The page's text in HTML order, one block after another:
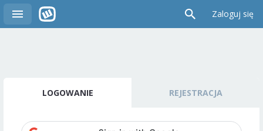
Zaloguj się
LOGOWANIE REJESTRACJA